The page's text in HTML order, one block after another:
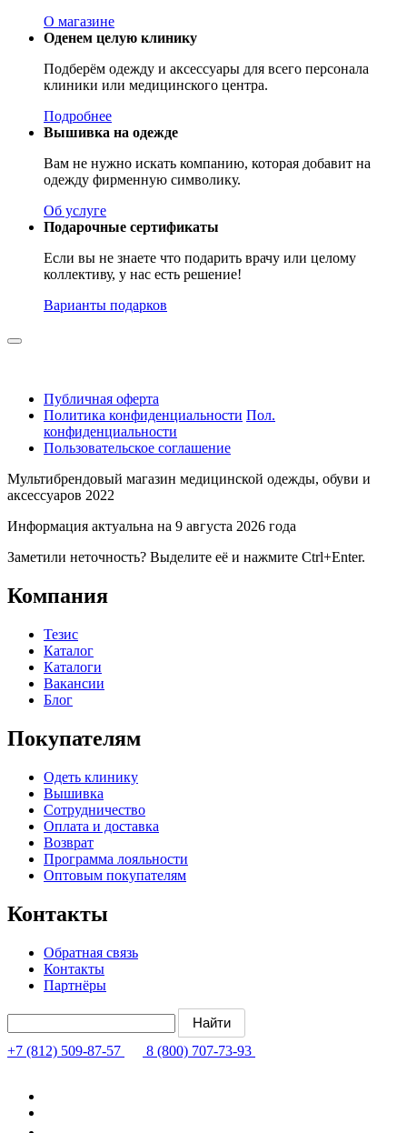
О магазине
Оденем целую клинику
Подберём одежду и аксессуары для всего персонала
клиники или медицинского центра.
Подробнее
Вышивка на одежде
Вам не нужно искать компанию, которая добавит на
одежду фирменную символику.
Об услуге
Подарочные сертификаты
Если вы не знаете что подарить врачу или целому
коллективу, у нас есть решение!
Варианты подарков
Публичная оферта
Политика конфиденциальности Пол.
конфиденциальности
Пользовательское соглашение
Мультибрендовый магазин медицинской одежды, обуви и
аксессуаров 2022
Информация актуальна на 9 августа 2026 года
Заметили неточность? Выделите её и нажмите Ctrl+Enter.
Компания
Тезис
Каталог
Каталоги
Вакансии
Блог
Покупателям
Одеть клинику
Вышивка
Сотрудничество
Оплата и доставка
Возврат
Программа лояльности
Оптовым покупателям
Контакты
Обратная связь
Контакты
Партнёры
+7 (812) 509-87-57 8 (800) 707-73-93